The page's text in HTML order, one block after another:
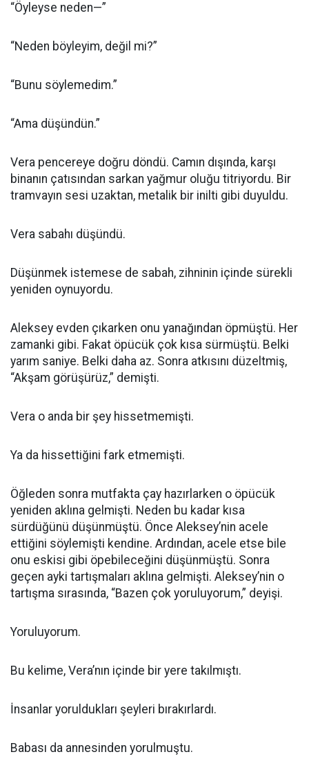
“Öyleyse neden—”
“Neden böyleyim, değil mi?”
“Bunu söylemedim.”
“Ama düşündün.”
Vera pencereye doğru döndü. Camın dışında, karşı
binanın çatısından sarkan yağmur oluğu titriyordu. Bir
tramvayın sesi uzaktan, metalik bir inilti gibi duyuldu.
Vera sabahı düşündü.
Düşünmek istemese de sabah, zihninin içinde sürekli
yeniden oynuyordu.
Aleksey evden çıkarken onu yanağından öpmüştü. Her
zamanki gibi. Fakat öpücük çok kısa sürmüştü. Belki
yarım saniye. Belki daha az. Sonra atkısını düzeltmiş,
“Akşam görüşürüz,” demişti.
Vera o anda bir şey hissetmemişti.
Ya da hissettiğini fark etmemişti.
Öğleden sonra mutfakta çay hazırlarken o öpücük
yeniden aklına gelmişti. Neden bu kadar kısa
sürdüğünü düşünmüştü. Önce Aleksey’nin acele
ettiğini söylemişti kendine. Ardından, acele etse bile
onu eskisi gibi öpebileceğini düşünmüştü. Sonra
geçen ayki tartışmaları aklına gelmişti. Aleksey’nin o
tartışma sırasında, “Bazen çok yoruluyorum,” deyişi.
Yoruluyorum.
Bu kelime, Vera’nın içinde bir yere takılmıştı.
İnsanlar yoruldukları şeyleri bırakırlardı.
Babası da annesinden yorulmuştu.